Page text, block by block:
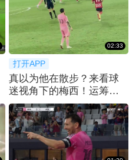
02:33
打开APP
真以为他在散步？来看球
迷视角下的梅西！运筹帷
幄之中~